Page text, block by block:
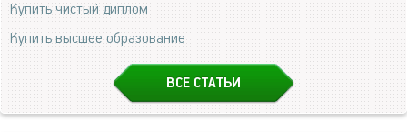
Купить чистый диплом
Купить высшее образование
ВСЕ СТАТЬИ